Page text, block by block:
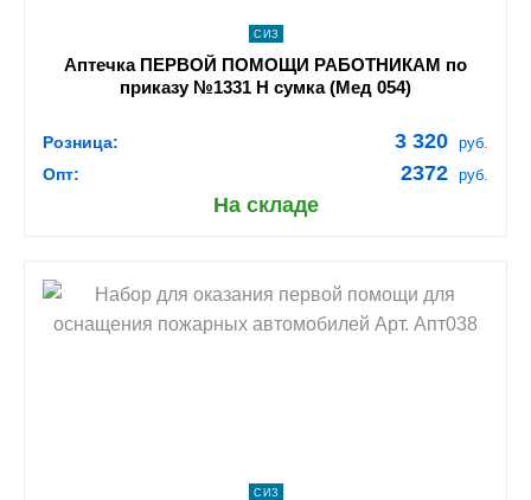
СИЗ
Аптечка ПЕРВОЙ ПОМОЩИ РАБОТНИКАМ по
приказу №1331 Н сумка (Мед 054)
Розница: 3 320 руб.
Опт: 2372 руб.
На складе
shopping_cart В КОРЗИНУ
СИЗ